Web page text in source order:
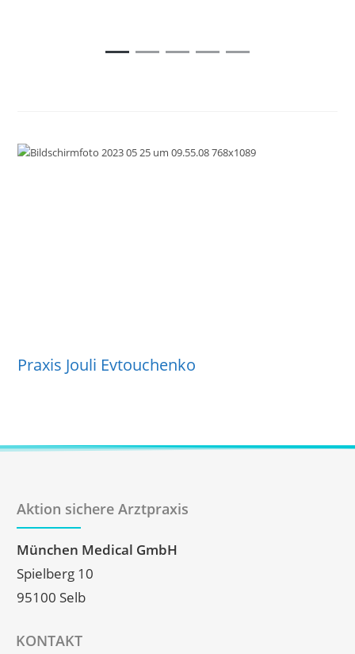
Praxis Jouli Evtouchenko
Aktion sichere Arztpraxis
München Medical GmbH
Spielberg 10
95100 Selb
KONTAKT